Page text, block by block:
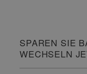
SPAREN SIE
WECHSELN